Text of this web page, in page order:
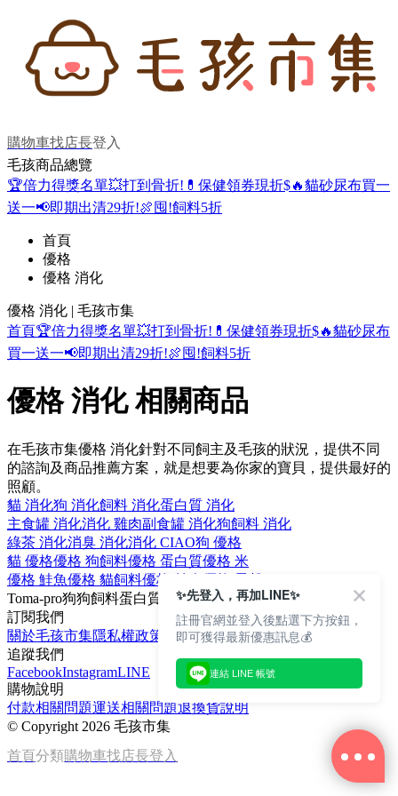
購物車找店長登入
毛孩商品總覽
🏆倍力得獎名單💥打到骨折! 💊保健領券現折$🔥貓砂尿布買一
送一📢即期出清29折!🍖囤!飼料5折
首頁
優格
優格 消化
優格 消化 | 毛孩市集
首頁🏆倍力得獎名單💥打到骨折! 💊保健領券現折$🔥貓砂尿布
買一送一📢即期出清29折!🍖囤!飼料5折
優格 消化 相關商品
在毛孩市集優格 消化針對不同飼主及毛孩的狀況，提供不同
的諮詢及商品推薦方案，就是想要為你家的寶貝，提供最好的
照顧。
貓 消化狗 消化飼料 消化蛋白質 消化
主食罐 消化消化 雞肉副食罐 消化狗飼料 消化
綠茶 消化消臭 消化消化 CIAO狗 優格
貓 優格優格 狗飼料優格 蛋白質優格 米
優格 鮭魚優格 貓飼料優格 羊肉
Toma-pro狗狗飼料蛋白質
訂閱我們
關於毛孩市集隱私權政策
文章
追蹤我們
FacebookInstagramLINE
購物說明
付款相關問題運送相關問題退換貨說明
© Copyright 2026 毛孩市集
首頁分類購物車找店長登入
✨先登入，再加LINE✨
註冊官網並登入後點選下方按鈕，
即可獲得最新優惠訊息💰
連結 LINE 帳號